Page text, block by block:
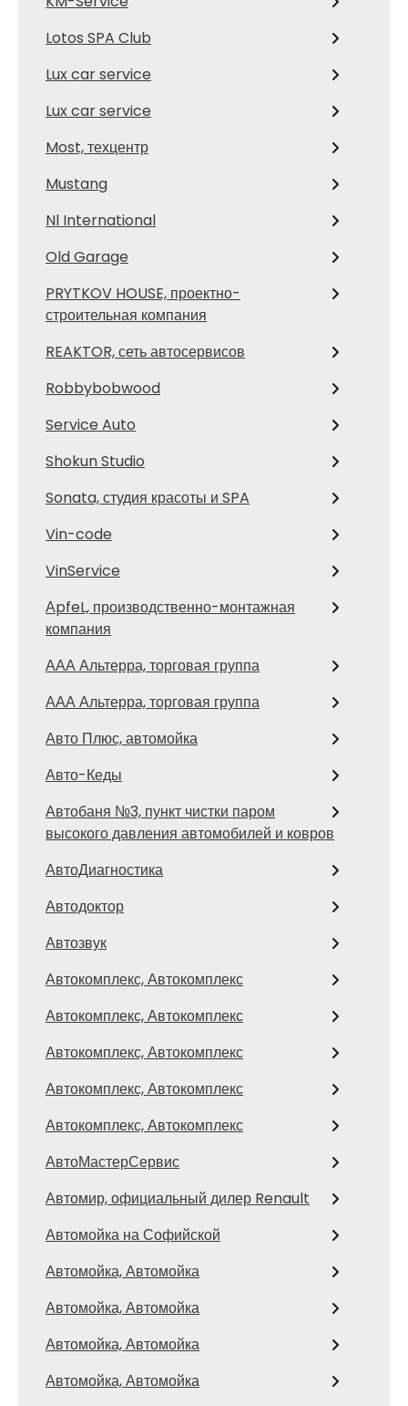
Lotos SPA Club
Lux car service
Lux car service
Most, техцентр
Mustang
Nl International
Old Garage
PRYTKOV HOUSE, проектно-
строительная компания
REAKTOR, сеть автосервисов
Robbybobwood
Service Auto
Shokun Studio
Sonata, студия красоты и SPA
Vin-code
VinService
АpfeL, производственно-монтажная
компания
ААА Альтерра, торговая группа
ААА Альтерра, торговая группа
Авто Плюс, автомойка
Авто-Кеды
Автобаня №3, пункт чистки паром
высокого давления автомобилей и ковров
АвтоДиагностика
Автодоктор
Автозвук
Автокомплекс, Автокомплекс
Автокомплекс, Автокомплекс
Автокомплекс, Автокомплекс
Автокомплекс, Автокомплекс
Автокомплекс, Автокомплекс
АвтоМастерСервис
Автомир, официальный дилер Renault
Автомойка на Софийской
Автомойка, Автомойка
Автомойка, Автомойка
Автомойка, Автомойка
Автомойка, Автомойка